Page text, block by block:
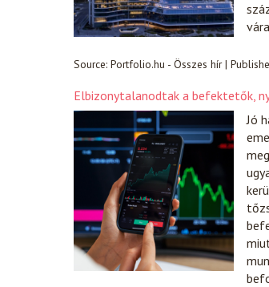
Source: Portfolio.hu - Összes hír|
Elbizonytalanodtak a befektetők,
Jó